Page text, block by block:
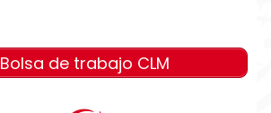
Bolsa de trabajo CLM